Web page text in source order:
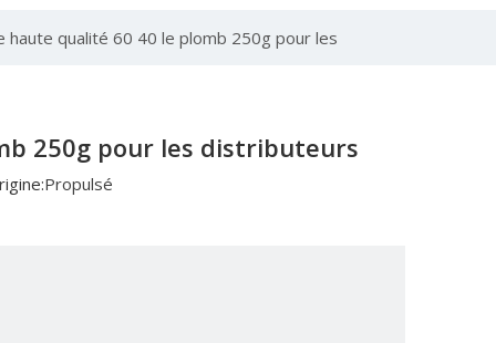
haute qualité 60 40 le plomb 250g pour les
250g pour les distributeurs
Propulsé